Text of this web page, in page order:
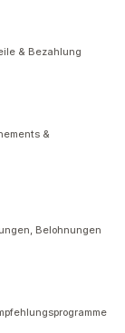
& Bezahlung
&
Belohnungen